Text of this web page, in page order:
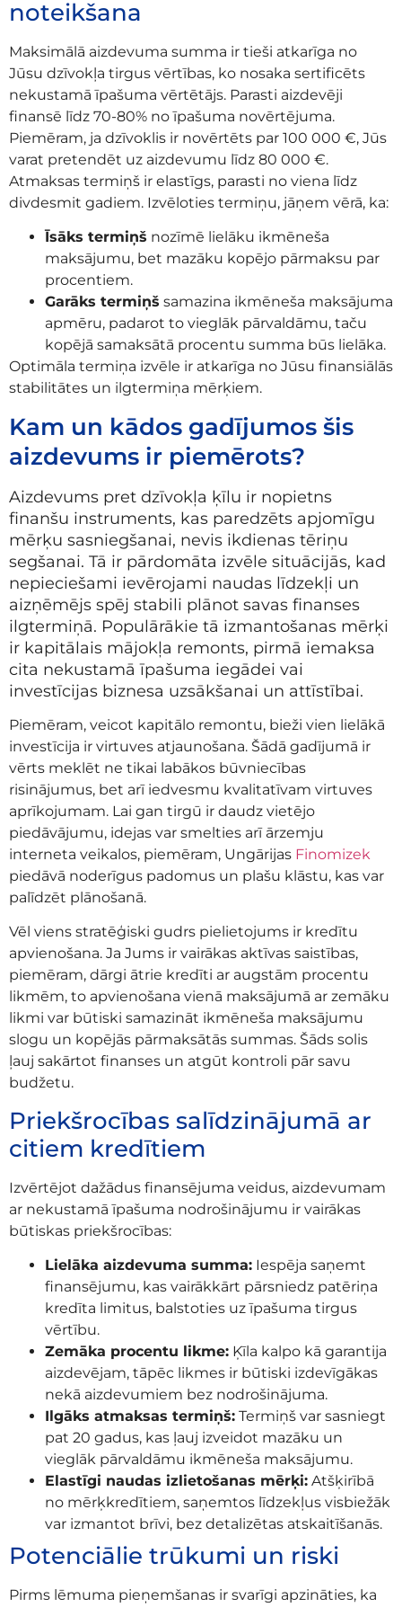
noteikšana
Maksimālā aizdevuma summa ir tieši atkarīga no
Jūsu dzīvokļa tirgus vērtības, ko nosaka sertificēts
nekustamā īpašuma vērtētājs. Parasti aizdevēji
finansē līdz 70-80% no īpašuma novērtējuma.
Piemēram, ja dzīvoklis ir novērtēts par 100 000 €, Jūs
varat pretendēt uz aizdevumu līdz 80 000 €.
Atmaksas termiņš ir elastīgs, parasti no viena līdz
divdesmit gadiem. Izvēloties termiņu, jāņem vērā, ka:
Īsāks termiņš nozīmē lielāku ikmēneša
maksājumu, bet mazāku kopējo pārmaksu par
procentiem.
Garāks termiņš samazina ikmēneša maksājuma
apmēru, padarot to vieglāk pārvaldāmu, taču
kopējā samaksātā procentu summa būs lielāka.
Optimāla termiņa izvēle ir atkarīga no Jūsu finansiālās
stabilitātes un ilgtermiņa mērķiem.
Kam un kādos gadījumos šis
aizdevums ir piemērots?
Aizdevums pret dzīvokļa ķīlu ir nopietns
finanšu instruments, kas paredzēts apjomīgu
mērķu sasniegšanai, nevis ikdienas tēriņu
segšanai. Tā ir pārdomāta izvēle situācijās, kad
nepieciešami ievērojami naudas līdzekļi un
aizņēmējs spēj stabili plānot savas finanses
ilgtermiņā. Populārākie tā izmantošanas mērķi
ir kapitālais mājokļa remonts, pirmā iemaksa
cita nekustamā īpašuma iegādei vai
investīcijas biznesa uzsākšanai un attīstībai.
Piemēram, veicot kapitālo remontu, bieži vien lielākā
investīcija ir virtuves atjaunošana. Šādā gadījumā ir
vērts meklēt ne tikai labākos būvniecības
risinājumus, bet arī iedvesmu kvalitatīvam virtuves
aprīkojumam. Lai gan tirgū ir daudz vietējo
piedāvājumu, idejas var smelties arī ārzemju
interneta veikalos, piemēram, Ungārijas Finomizek
piedāvā noderīgus padomus un plašu klāstu, kas var
palīdzēt plānošanā.
Vēl viens stratēģiski gudrs pielietojums ir kredītu
apvienošana. Ja Jums ir vairākas aktīvas saistības,
piemēram, dārgi ātrie kredīti ar augstām procentu
likmēm, to apvienošana vienā maksājumā ar zemāku
likmi var būtiski samazināt ikmēneša maksājumu
slogu un kopējās pārmaksātās summas. Šāds solis
ļauj sakārtot finanses un atgūt kontroli pār savu
budžetu.
Priekšrocības salīdzinājumā ar
citiem kredītiem
Izvērtējot dažādus finansējuma veidus, aizdevumam
ar nekustamā īpašuma nodrošinājumu ir vairākas
būtiskas priekšrocības:
Lielāka aizdevuma summa: Iespēja saņemt
finansējumu, kas vairākkārt pārsniedz patēriņa
kredīta limitus, balstoties uz īpašuma tirgus
vērtību.
Zemāka procentu likme: Ķīla kalpo kā garantija
aizdevējam, tāpēc likmes ir būtiski izdevīgākas
nekā aizdevumiem bez nodrošinājuma.
Ilgāks atmaksas termiņš: Termiņš var sasniegt
pat 20 gadus, kas ļauj izveidot mazāku un
vieglāk pārvaldāmu ikmēneša maksājumu.
Elastīgi naudas izlietošanas mērķi: Atšķirībā
no mērķkredītiem, saņemtos līdzekļus visbiežāk
var izmantot brīvi, bez detalizētas atskaitīšanās.
Potenciālie trūkumi un riski
Pirms lēmuma pieņemšanas ir svarīgi apzināties, ka